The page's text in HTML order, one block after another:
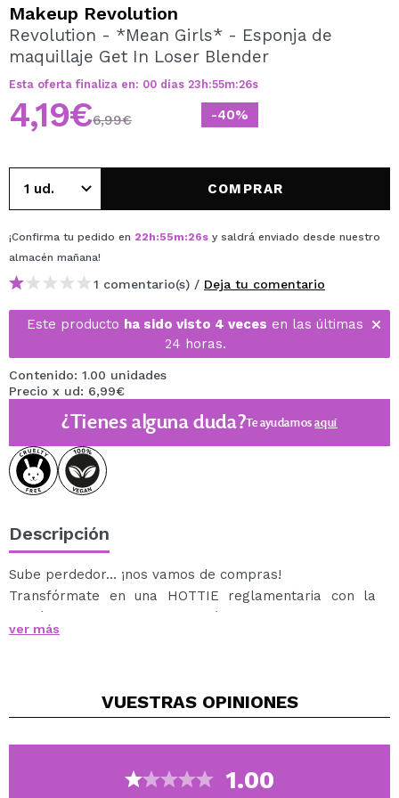
Al crear una cuenta en Maquillalia.com podrás realizar
tus compras rápidamente, revisar el estado de tus
Makeup Revolution
Revolution - *Mean Girls* - Esponja de
maquillaje Get In Loser Blender
Esta oferta finaliza en: 00 días 23 h:55m:26s
-40%
4,19€6,99€
COMPRAR
¡Confirma tu pedido en 22h:55m:26s y saldrá enviado desde nuestro
almacén mañana!
1 comentario(s) / Deja tu comentario
Este producto ha sido visto 4 veces en las últimas
24 horas.
Contenido: 1.00 unidades
Precio x ud: 6,99€
¿Tienes alguna duda?Te ayudamosaquí
Descripción
Sube perdedor... ¡nos vamos de compras!
Transfórmate en una HOTTIE reglamentaria con la
edición limitada de la colección 20 aniversario Mean
Girls x Revolution.
redondeada y el borde plano, por lo que es perfecta
para productos líquidos, en polvo o en crema, y su
textura súper suave hace que difuminar sea pan
ver más
VUESTRAS OPINIONES
1.00